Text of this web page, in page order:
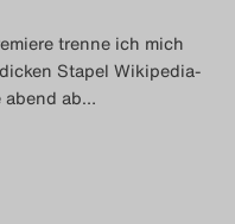
trenne ich mich
Stapel Wikipedia-
abend ab…